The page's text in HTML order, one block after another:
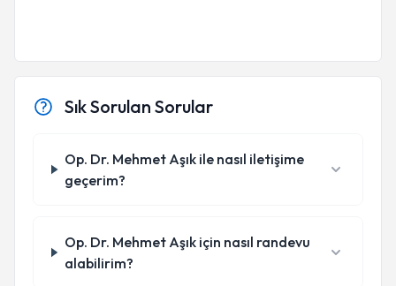
Sık Sorulan Sorular
Op. Dr. Mehmet Aşık ile nasıl iletişime
geçerim?
Op. Dr. Mehmet Aşık için nasıl randevu
alabilirim?